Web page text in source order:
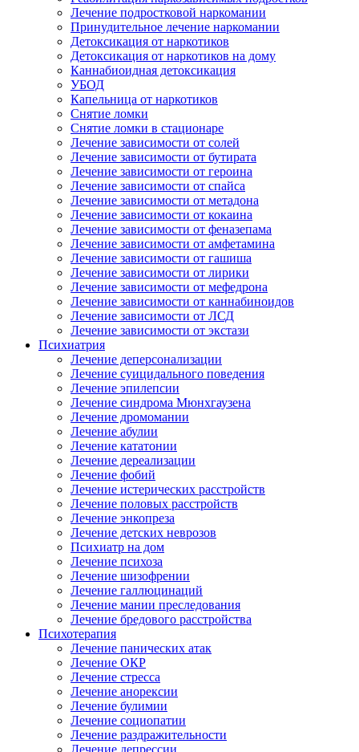
Лечение подростковой наркомании
Принудительное лечение наркомании
Детоксикация от наркотиков
Детоксикация от наркотиков на дому
Каннабиоидная детоксикация
УБОД
Капельница от наркотиков
Снятие ломки
Снятие ломки в стационаре
Лечение зависимости от солей
Лечение зависимости от бутирата
Лечение зависимости от героина
Лечение зависимости от спайса
Лечение зависимости от метадона
Лечение зависимости от кокаина
Лечение зависимости от феназепама
Лечение зависимости от амфетамина
Лечение зависимости от гашиша
Лечение зависимости от лирики
Лечение зависимости от мефедрона
Лечение зависимости от каннабиноидов
Лечение зависимости от ЛСД
Лечение зависимости от экстази
Психиатрия
Лечение деперсонализации
Лечение суицидального поведения
Лечение эпилепсии
Лечение синдрома Мюнхгаузена
Лечение дромомании
Лечение абулии
Лечение кататонии
Лечение дереализации
Лечение фобий
Лечение истерических расстройств
Лечение половых расстройств
Лечение энкопреза
Лечение детских неврозов
Психиатр на дом
Лечение психоза
Лечение шизофрении
Лечение галлюцинаций
Лечение мании преследования
Лечение бредового расстройства
Психотерапия
Лечение панических атак
Лечение ОКР
Лечение стресса
Лечение анорексии
Лечение булимии
Лечение социопатии
Лечение раздражительности
Лечение депрессии